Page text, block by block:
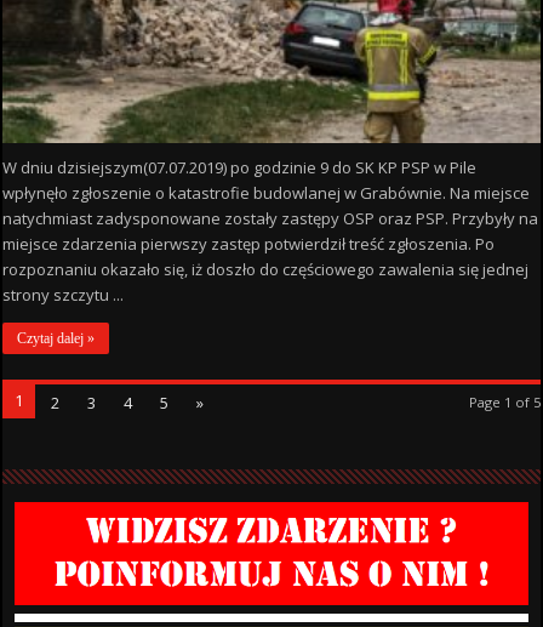
W dniu dzisiejszym(07.07.2019) po godzinie 9 do SK KP PSP w Pile
wpłynęło zgłoszenie o katastrofie budowlanej w Grabównie. Na miejsce
natychmiast zadysponowane zostały zastępy OSP oraz PSP. Przybyły na
miejsce zdarzenia pierwszy zastęp potwierdził treść zgłoszenia. Po
rozpoznaniu okazało się, iż doszło do częściowego zawalenia się jednej
strony szczytu ...
Czytaj dalej »
Page 1 of 5
1 2 3 4 5 »